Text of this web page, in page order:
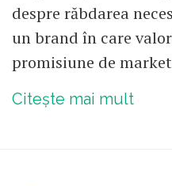
despre răbdarea
un brand în care
promisiune de
Citește mai mult